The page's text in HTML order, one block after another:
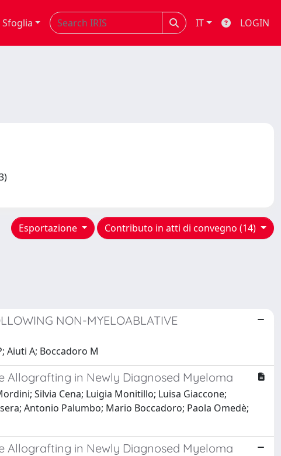
Sfoglia IT LOGIN
Contributo in atti di convegno (14)
Esportazione
NON-MYELOABLATIVE
Aiuti A; Boccadoro M
Allografting in Newly Diagnosed Myeloma
Silvia Cena; Luigia Monitillo; Luisa Giaccone;
Antonio Palumbo; Mario Boccadoro; Paola Omedè;
Allografting in Newly Diagnosed Myeloma